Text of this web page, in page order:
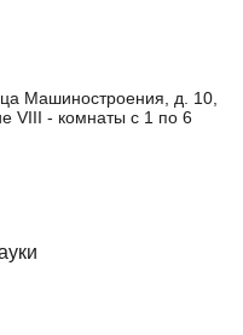
Машиностроения, д. 10,
VIII - комнаты с 1 по 6